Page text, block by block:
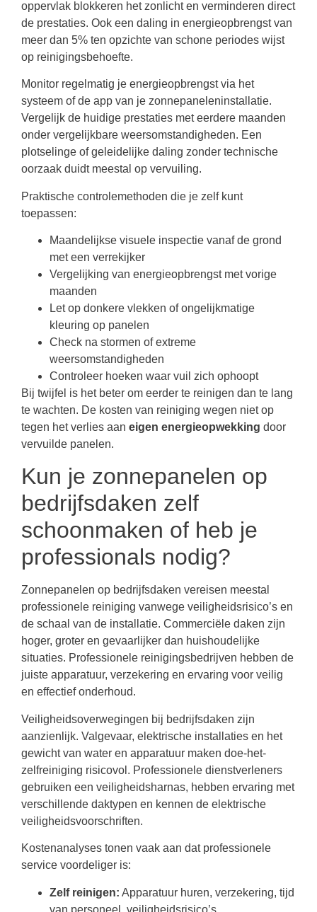
oppervlak blokkeren het zonlicht en verminderen direct
de prestaties. Ook een daling in energieopbrengst van
meer dan 5% ten opzichte van schone periodes wijst
op reinigingsbehoefte.
Monitor regelmatig je energieopbrengst via het
systeem of de app van je zonnepaneleninstallatie.
Vergelijk de huidige prestaties met eerdere maanden
onder vergelijkbare weersomstandigheden. Een
plotselinge of geleidelijke daling zonder technische
oorzaak duidt meestal op vervuiling.
Praktische controlemethoden die je zelf kunt
toepassen:
Maandelijkse visuele inspectie vanaf de grond
met een verrekijker
Vergelijking van energieopbrengst met vorige
maanden
Let op donkere vlekken of ongelijkmatige
kleuring op panelen
Check na stormen of extreme
weersomstandigheden
Controleer hoeken waar vuil zich ophoopt
Bij twijfel is het beter om eerder te reinigen dan te lang
te wachten. De kosten van reiniging wegen niet op
tegen het verlies aan eigen energieopwekking door
vervuilde panelen.
Kun je zonnepanelen op
bedrijfsdaken zelf
schoonmaken of heb je
professionals nodig?
Zonnepanelen op bedrijfsdaken vereisen meestal
professionele reiniging vanwege veiligheidsrisico’s en
de schaal van de installatie. Commerciële daken zijn
hoger, groter en gevaarlijker dan huishoudelijke
situaties. Professionele reinigingsbedrijven hebben de
juiste apparatuur, verzekering en ervaring voor veilig
en effectief onderhoud.
Veiligheidsoverwegingen bij bedrijfsdaken zijn
aanzienlijk. Valgevaar, elektrische installaties en het
gewicht van water en apparatuur maken doe-het-
zelfreiniging risicovol. Professionele dienstverleners
gebruiken een veiligheidsharnas, hebben ervaring met
verschillende daktypen en kennen de elektrische
veiligheidsvoorschriften.
Kostenanalyses tonen vaak aan dat professionele
service voordeliger is:
Zelf reinigen: Apparatuur huren, verzekering, tijd
van personeel, veiligheidsrisico’s